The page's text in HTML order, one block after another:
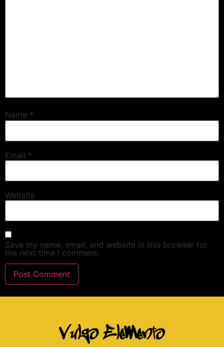
Name *
Email *
Website
Save my name, email, and website in this browser for
the next time I comment.